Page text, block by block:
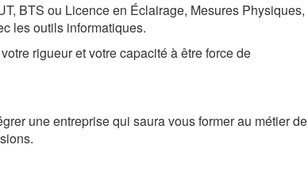
BTS ou Licence en Éclairage, Mesures Physiques,
les outils informatiques.
rigueur et votre capacité à être force de
une entreprise qui saura vous former au métier de